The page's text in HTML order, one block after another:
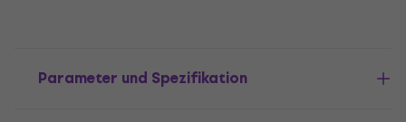
Parameter und Spezifikation